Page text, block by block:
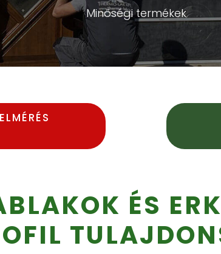
Minőségi termékek
ÉS